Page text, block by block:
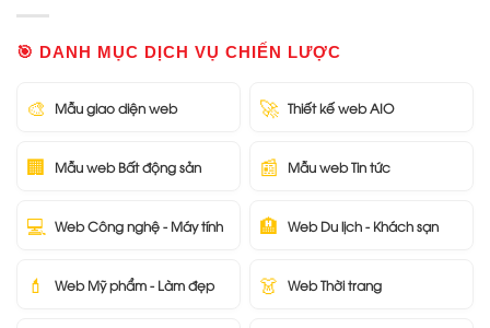
🎯 DANH MỤC DỊCH VỤ CHIẾN LƯỢC
🎨 Mẫu giao diện web 🚀 Thiết kế web AIO
🏢 Mẫu web Bất động sản 📰 Mẫu web Tin tức
💻 Web Công nghệ - Máy tính 🏨 Web Du lịch - Khách sạn
💄 Web Mỹ phẩm - Làm đẹp 👗 Web Thời trang